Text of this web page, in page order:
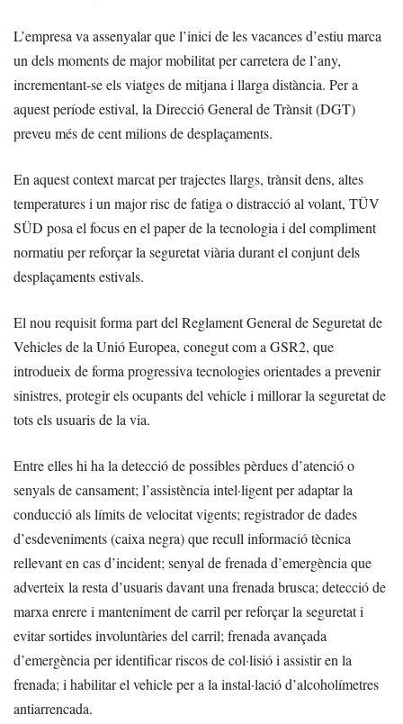
L’empresa va assenyalar que l’inici de les vacances d’estiu marca
un dels moments de major mobilitat per carretera de l’any,
incrementant-se els viatges de mitjana i llarga distància. Per a
aquest període estival, la Direcció General de Trànsit (DGT)
preveu més de cent milions de desplaçaments.
En aquest context marcat per trajectes llargs, trànsit dens, altes
temperatures i un major risc de fatiga o distracció al volant, TÜV
SÜD posa el focus en el paper de la tecnologia i del compliment
normatiu per reforçar la seguretat viària durant el conjunt dels
desplaçaments estivals.
El nou requisit forma part del Reglament General de Seguretat de
Vehicles de la Unió Europea, conegut com a GSR2, que
introdueix de forma progressiva tecnologies orientades a prevenir
sinistres, protegir els ocupants del vehicle i millorar la seguretat de
tots els usuaris de la via.
Entre elles hi ha la detecció de possibles pèrdues d’atenció o
senyals de cansament; l’assistència intel·ligent per adaptar la
conducció als límits de velocitat vigents; registrador de dades
d’esdeveniments (caixa negra) que recull informació tècnica
rellevant en cas d’incident; senyal de frenada d’emergència que
adverteix la resta d’usuaris davant una frenada brusca; detecció de
marxa enrere i manteniment de carril per reforçar la seguretat i
evitar sortides involuntàries del carril; frenada avançada
d’emergència per identificar riscos de col·lisió i assistir en la
frenada; i habilitar el vehicle per a la instal·lació d’alcoholímetres
antiarrencada.